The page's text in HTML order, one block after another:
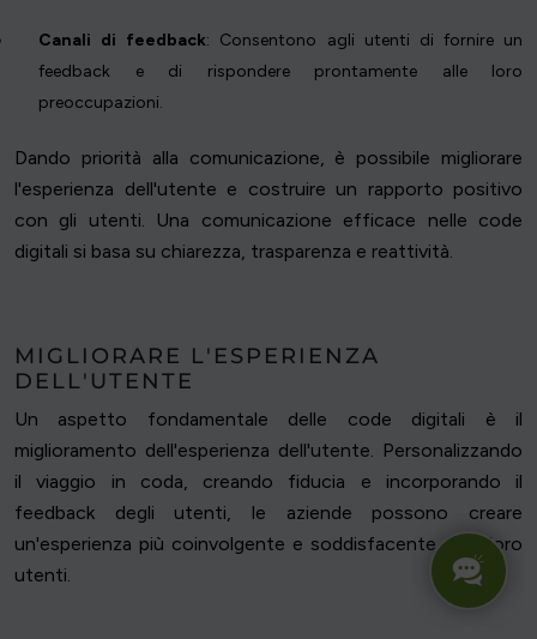
Canali di feedback: Consentono agli utenti di fornire un
feedback e di rispondere prontamente alle loro
preoccupazioni.
Dando priorità alla comunicazione, è possibile migliorare
l'esperienza dell'utente e costruire un rapporto positivo
con gli utenti. Una comunicazione efficace nelle code
digitali si basa su chiarezza, trasparenza e reattività.
MIGLIORARE L'ESPERIENZA
DELL'UTENTE
Un aspetto fondamentale delle code digitali è il
miglioramento dell'esperienza dell'utente. Personalizzando
il viaggio in coda, creando fiducia e incorporando il
feedback degli utenti, le aziende possono creare
un'esperienza più coinvolgente e soddisfacente per i loro
utenti.